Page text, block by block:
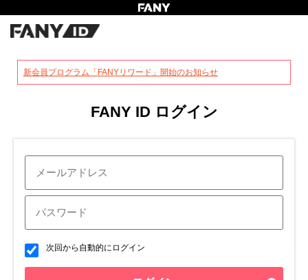
新会員プログラム「FANYリワード」開始のお知らせ
FANY ID ログイン
次回から自動的にログイン